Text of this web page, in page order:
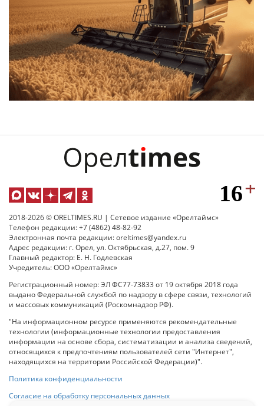
2018-2026 © ORELTIMES.RU | Сетевое издание «Орелтаймс»
Телефон редакции: +7 (4862) 48-82-92
Электронная почта редакции: oreltimes@yandex.ru
Адрес редакции: г. Орел, ул. Октябрьская, д.27, пом. 9
Главный редактор: Е. Н. Годлевская
Учредитель: ООО «Орелтаймс»
Регистрационный номер: ЭЛ ФС77-73833 от 19 октября 2018 года
выдано Федеральной службой по надзору в сфере связи, технологий
и массовых коммуникаций (Роскомнадзор РФ).
"На информационном ресурсе применяются рекомендательные
технологии (информационные технологии предоставления
информации на основе сбора, систематизации и анализа сведений,
относящихся к предпочтениям пользователей сети "Интернет",
находящихся на территории Российской Федерации)".
Политика конфиденциальности
Согласие на обработку персональных данных